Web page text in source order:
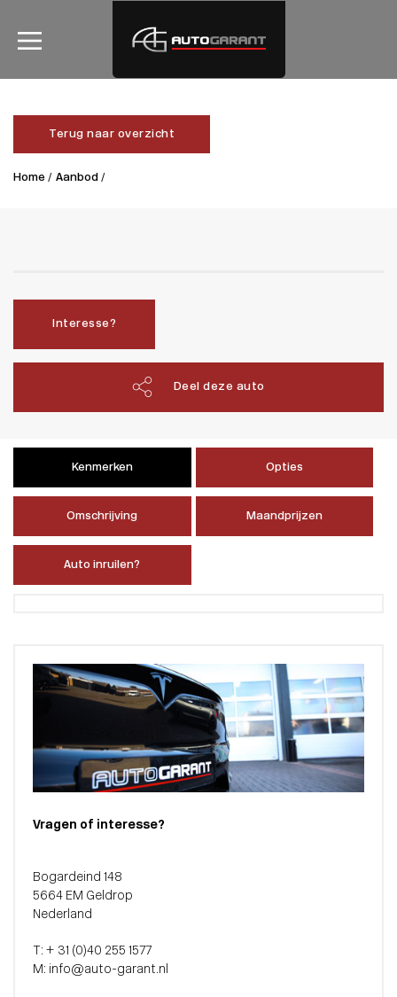
Terug naar overzicht
Home / Aanbod /
Interesse?
Deel deze auto
Kenmerken Opties
Omschrijving Maandprijzen
Auto inruilen?
Vragen of interesse?
Bogardeind 148
5664 EM Geldrop
Nederland
T: + 31 (0)40 255 1577
M: info@auto-garant.nl